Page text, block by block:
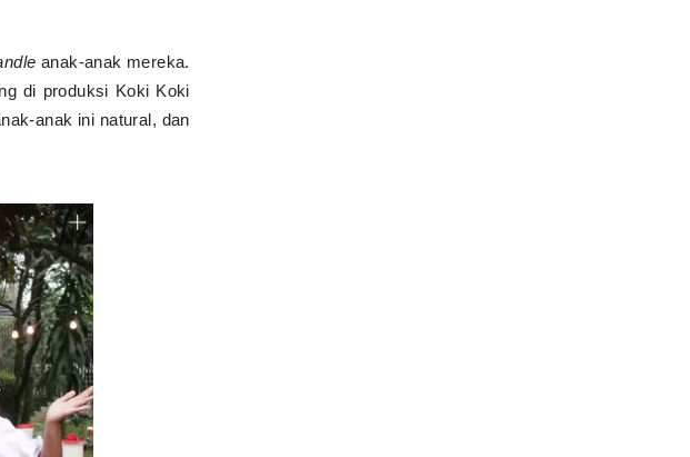
anak-anak mereka.
di produksi Koki Koki
anak ini natural, dan